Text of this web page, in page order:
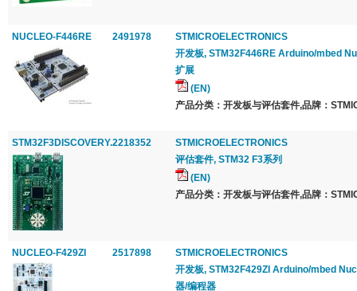
NUCLEO-F446RE 2491978
STMICROELECTRONICS
开发板, STM32F446RE Arduino/mbed
扩展
(EN)
产品分类：开发板与评估套件,品牌：
STM32F3DISCOVERY.2218352
STMICROELECTRONICS
评估套件, STM32 F3系列
(EN)
产品分类：开发板与评估套件,品牌：
NUCLEO-F429ZI 2517898
STMICROELECTRONICS
开发板, STM32F429ZI Arduino/mbed
器/编程器